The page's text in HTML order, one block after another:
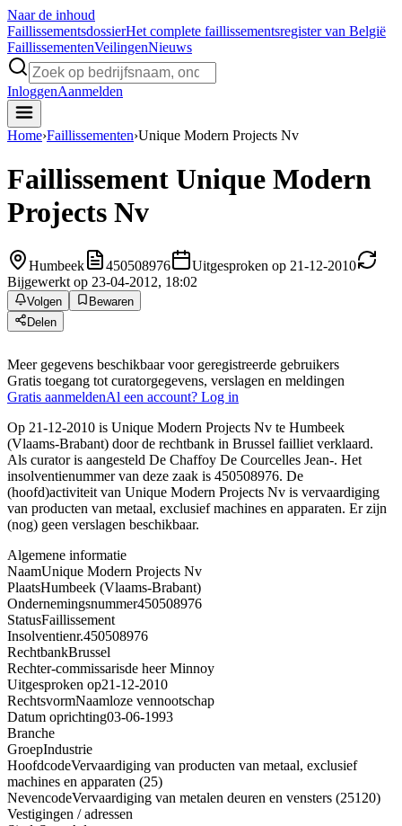
Naar de inhoud
FaillissementsdossierHet complete faillissementsregister van België
FaillissementenVeilingenNieuws
InloggenAanmelden
Home›Faillissementen›Unique Modern Projects Nv
Faillissement Unique Modern
Projects Nv
Humbeek 450508976
Uitgesproken op 21-12-2010
Bijgewerkt op 23-04-2012, 18:02
Volgen
Bewaren
Delen
Meer gegevens beschikbaar voor geregistreerde gebruikers
Gratis toegang tot curatorgegevens, verslagen en meldingen
Gratis aanmeldenAl een account? Log in
Op 21-12-2010 is Unique Modern Projects Nv te Humbeek
(Vlaams-Brabant) door de rechtbank in Brussel failliet verklaard.
Als curator is aangesteld De Chaffoy De Courcelles Jean-. Het
insolventienummer van deze zaak is 450508976. De
(hoofd)activiteit van Unique Modern Projects Nv is vervaardiging
van producten van metaal, exclusief machines en apparaten. Er zijn
(nog) geen verslagen beschikbaar.
Algemene informatie
NaamUnique Modern Projects Nv
PlaatsHumbeek (Vlaams-Brabant)
Ondernemingsnummer450508976
StatusFaillissement
Insolventienr.450508976
RechtbankBrussel
Rechter-commissarisde heer Minnoy
Uitgesproken op21-12-2010
RechtsvormNaamloze vennootschap
Datum oprichting03-06-1993
Branche
GroepIndustrie
HoofdcodeVervaardiging van producten van metaal, exclusief
machines en apparaten (25)
NevencodeVervaardiging van metalen deuren en vensters (25120)
Vestigingen / adressen